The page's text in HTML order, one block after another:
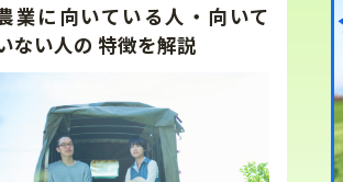
業に向いている人・向いて
ない人の 特徴を解説